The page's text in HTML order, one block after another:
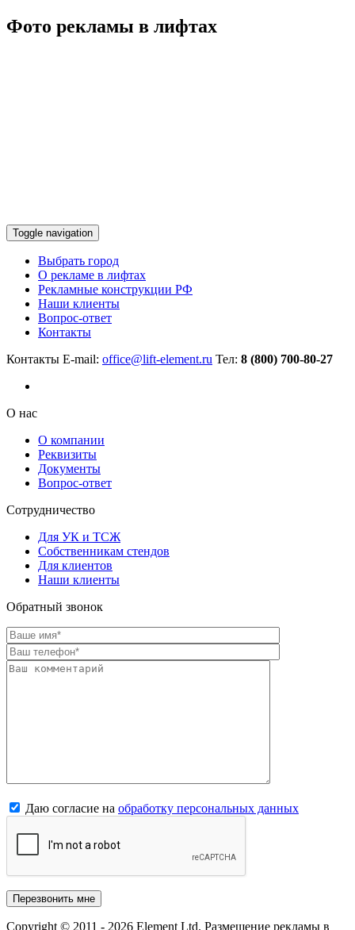
Фото рекламы в лифтах
Toggle navigation
Выбрать город
О рекламе в лифтах
Рекламные конструкции РФ
Наши клиенты
Вопрос-ответ
Контакты
Контакты E-mail: office@lift-element.ru Тел: 8 (800) 700-80-27
О нас
О компании
Реквизиты
Документы
Вопрос-ответ
Сотрудничество
Для УК и ТСЖ
Собственникам стендов
Для клиентов
Наши клиенты
Обратный звонок
Даю согласие на обработку персональных данных
Copyright © 2011 - 2026 Element Ltd. Размещение рекламы в